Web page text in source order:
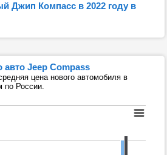
Джип Компасс в 2022 году в
Jeep Compass
цена нового автомобиля в
по России.